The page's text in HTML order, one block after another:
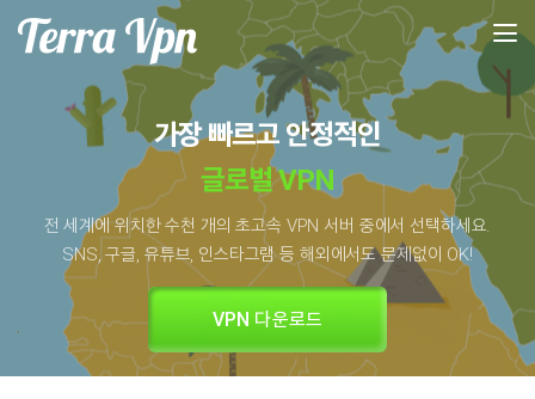
가장 빠르고 안정적인
글로벌 VPN
전 세계에 위치한 수천 개의 초고속 VPN 서버 중에서 선택하세요.
SNS, 구글, 유튜브, 인스타그램 등 해외에서도 문제없이 OK!
VPN 다운로드